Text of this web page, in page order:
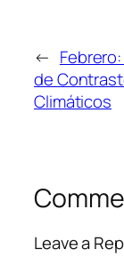
←
de
Climáticos
Leave a